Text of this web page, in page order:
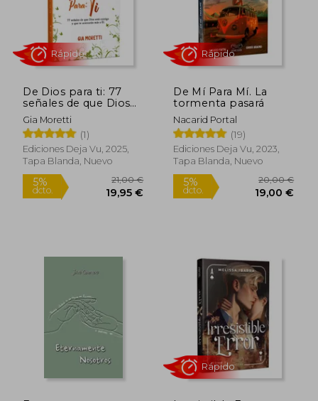
5%
dcto. 19,27 €
5%
dcto.
5% 5%
De Dios para ti: 77
señales de que Dios
está contigo y que te
acercarán más a Él
Gia Moretti
(1)
Ediciones Deja Vu, 2025,
Tapa Blanda, Nuevo
De Mí Para Mí. La
tormenta pasará
Nacarid Portal
(19)
Ediciones Deja Vu, 2023,
Tapa Blanda, Nuevo